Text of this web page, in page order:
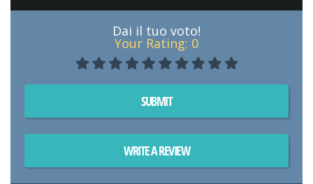
Dai il tuo voto!
Your Rating: 0
SUBMIT
WRITE A REVIEW